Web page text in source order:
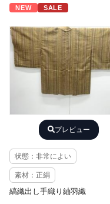
NEW SALE
プレビュー
状態：非常によい
素材：正絹
縞織出し手織り紬羽織